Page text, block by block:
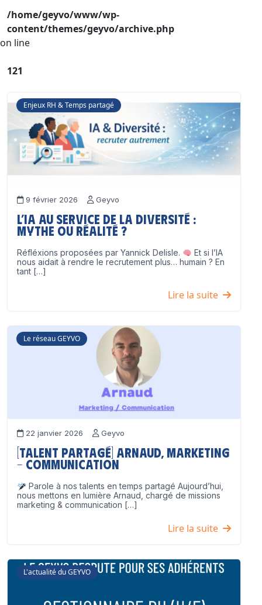
/home/geyvo/www/wp-
content/themes/geyvo/archive.php
on line
121
Enjeux RH & Temps partagé
9 février 2026 Geyvo
L’IA au service de la diversité :
mythe ou réalité ?
Réfléxions proposées par Yannick Delisle.
Et si l’IA
nous aidait à rendre le recrutement plus… humain ? En
tant […]
Lire la suite
Le réseau GEYVO
22 janvier 2026 Geyvo
[Talent partagé] Arnaud, Marketing
– Communication
Parole à nos talents en temps partagé Aujourd’hui,
nous mettons en lumière Arnaud, chargé de missions
marketing & communication […]
Lire la suite
L'actualité du GEYVO